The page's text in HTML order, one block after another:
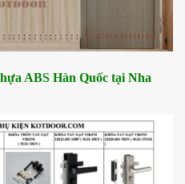
ABS Hàn Quốc tại Nha